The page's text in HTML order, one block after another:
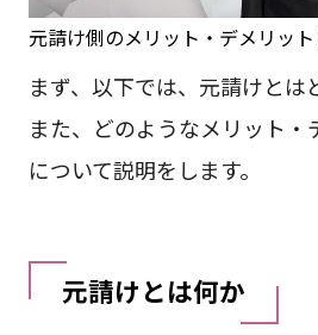
元請け側のメリット・デメリット
まず、以下では、元請けとは
また、どのようなメリット・
について説明をします。
元請けとは何か